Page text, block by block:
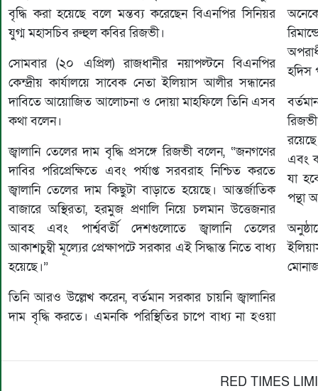
বৃদ্ধি করা হয়েছে বলে মন্তব্য করেছেন বিএনপির সিনিয়র
যুগ্ম মহাসচিব রুহুল কবির রিজভী।
সোমবার (২০ এপ্রিল) রাজধানীর নয়াপল্টনে বিএনপির
কেন্দ্রীয় কার্যালয়ে সাবেক নেতা ইলিয়াস আলীর সন্ধানের
দাবিতে আয়োজিত আলোচনা ও দোয়া মাহফিলে তিনি এসব
কথা বলেন।
জ্বালানি তেলের দাম বৃদ্ধি প্রসঙ্গে রিজভী বলেন, “জনগণের
দাবির পরিপ্রেক্ষিতে এবং পর্যাপ্ত সরবরাহ নিশ্চিত করতে
জ্বালানি তেলের দাম কিছুটা বাড়াতে হয়েছে। আন্তর্জাতিক
বাজারে অস্থিরতা, হরমুজ প্রণালি নিয়ে চলমান উত্তেজনার
আবহ এবং পার্শ্ববর্তী দেশগুলোতে জ্বালানি তেলের
আকাশচুম্বী মূল্যের প্রেক্ষাপটে সরকার এই সিদ্ধান্ত নিতে বাধ্য
হয়েছে।”
তিনি আরও উল্লেখ করেন, বর্তমান সরকার চায়নি জ্বালানির
দাম বৃদ্ধি করতে। এমনকি পরিস্থিতির চাপে বাধ্য না হওয়া
হদিস
এবং
যা
পন্থা
RED TIMES